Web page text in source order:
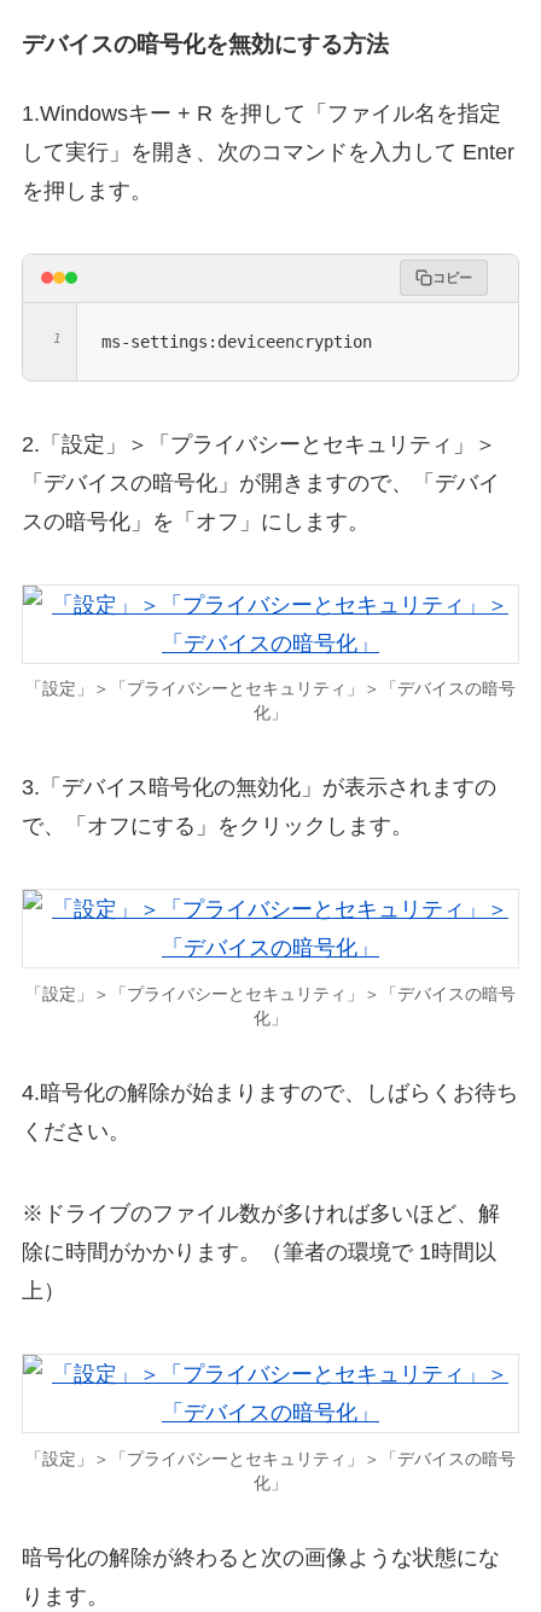
デバイスの暗号化を無効にする方法
1.Windowsキー + R を押して「ファイル名を指定
して実行」を開き、次のコマンドを入力して Enter
を押します。
コピー
ms-settings:deviceencryption
2.「設定」＞「プライバシーとセキュリティ」＞
「デバイスの暗号化」が開きますので、「デバイ
スの暗号化」を「オフ」にします。
「設定」＞「プライバシーとセキュリティ」＞「デバイスの暗号
化」
3.「デバイス暗号化の無効化」が表示されますの
で、「オフにする」をクリックします。
「設定」＞「プライバシーとセキュリティ」＞「デバイスの暗号
化」
4.暗号化の解除が始まりますので、しばらくお待ち
ください。
※ドライブのファイル数が多ければ多いほど、解
除に時間がかかります。（筆者の環境で 1時間以
上）
「設定」＞「プライバシーとセキュリティ」＞「デバイスの暗号
化」
暗号化の解除が終わると次の画像ような状態にな
ります。